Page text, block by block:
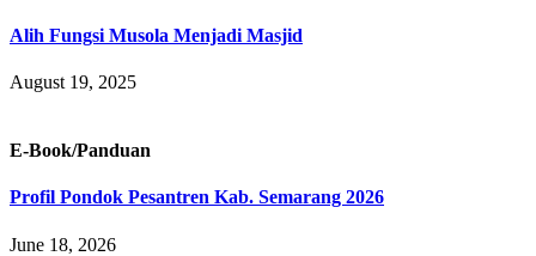
Alih Fungsi Musola Menjadi Masjid
August 19, 2025
E-Book/Panduan
Profil Pondok Pesantren Kab. Semarang 2026
June 18, 2026